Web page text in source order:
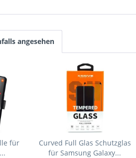
angesehen
für
Curved Full Glas Schutzglas
für Samsung Galaxy...